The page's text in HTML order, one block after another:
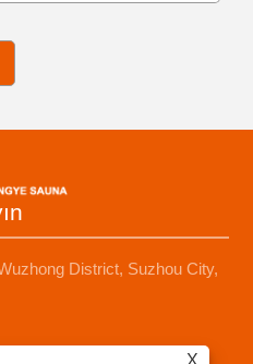
District, Suzhou City,
X